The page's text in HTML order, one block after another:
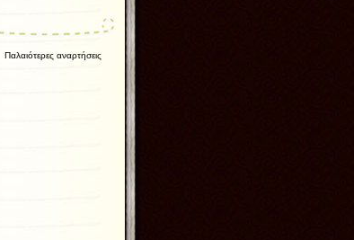
Παλαιότερες αναρτήσεις